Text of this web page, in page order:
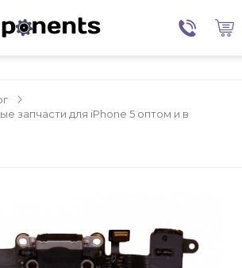
запчасти для iPhone 5 оптом и в